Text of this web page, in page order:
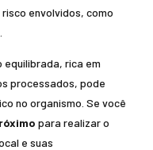
envolvidos, como
equilibrada, rica em
processados, pode
no organismo. Se você
para realizar o
e suas